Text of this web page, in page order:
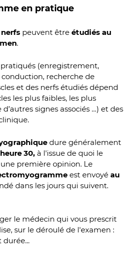
en pratique
nerfs peuvent être étudiés au
.
(enregistrement,
recherche de
et des nerfs étudiés dépend
les plus faibles, les plus
signes associés …) et des
dure généralement
30, à l'issue de quoi le
première opinion. Le
est envoyé au
dans les jours qui suivent.
le médecin qui vous prescrit
sur le déroulé de l'examen :